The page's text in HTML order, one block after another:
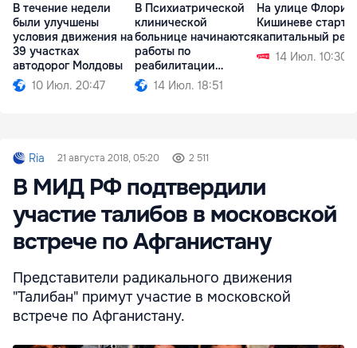
В течение недели
были улучшены
условия движения на
39 участках
автодорог Молдовы
10 Июл. 20:47
В Психиатрической
клинической
больнице начинаются
работы по
реабилитации
корпусов
14 Июл. 18:51
На улице
Кишиневе
капитальный
14 Июл. 10:30
Ria 21 августа 2018, 05:20 2 511
В МИД РФ подтвердили
участие талибов в московской
встрече по Афганистану
Представители радикального движения
"Талибан" примут участие в московской
встрече по Афганистану.